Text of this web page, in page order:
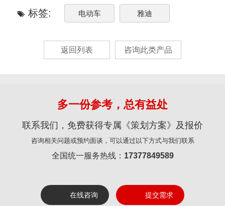
标签: 电动车 雅迪
返回列表 咨询此类产品
多一份参考，总有益处
联系我们，免费获得专属《策划方案》及报价
咨询相关问题或预约面谈，可以通过以下方式与我们联系
全国统一服务热线： 17377849589
在线咨询 提交需求